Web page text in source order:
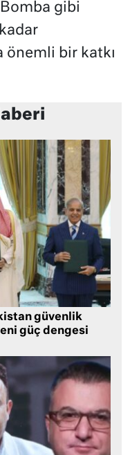
gibi
önemli bir katkı
güvenlik
güç dengesi